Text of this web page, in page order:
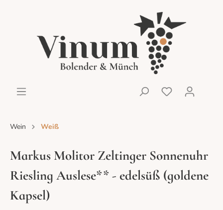
Wein Weiß
Markus Molitor Zeltinger Sonnenuhr
Riesling Auslese** - edelsüß (goldene
Kapsel)